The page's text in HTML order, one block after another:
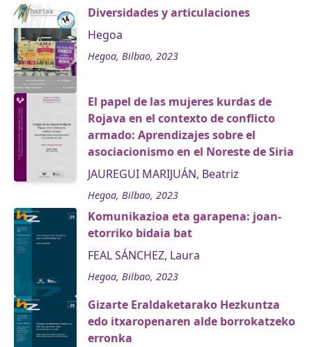
Diversidades y articulaciones
Hegoa
Hegoa, Bilbao, 2023
El papel de las mujeres kurdas de
Rojava en el contexto de conflicto
armado: Aprendizajes sobre el
asociacionismo en el Noreste de Siria
JAUREGUI MARIJUÁN, Beatriz
Hegoa, Bilbao, 2023
Komunikazioa eta garapena: joan-
etorriko bidaia bat
FEAL SÁNCHEZ, Laura
Hegoa, Bilbao, 2023
Gizarte Eraldaketarako Hezkuntza
edo itxaropenaren alde borrokatzeko
erronka